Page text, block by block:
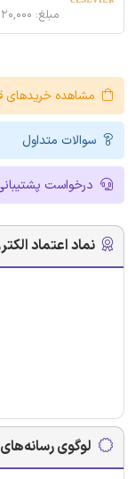
مبلغ: ۱۲۰,۰۰۰ تومان
مشاهده خریدهای
سوالات متداول
درخواست
نماد اعتماد
لوگوی